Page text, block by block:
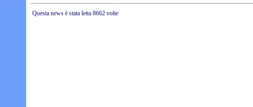
Questa news è stata letta 8662 volte